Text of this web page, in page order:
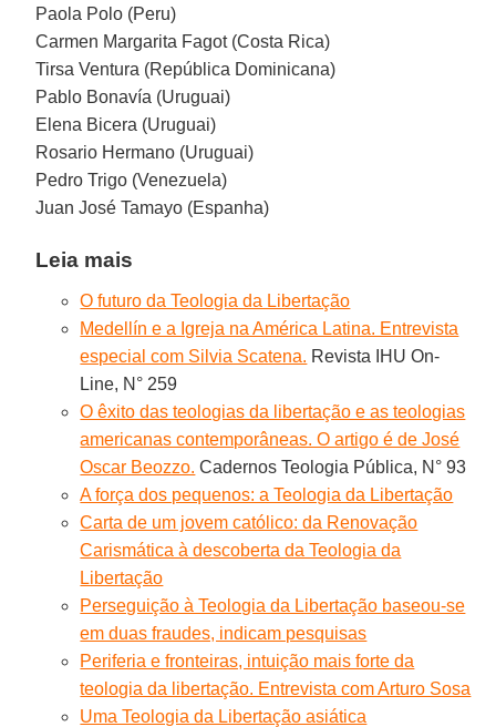
Paola Polo (Peru)
Carmen Margarita Fagot (Costa Rica)
Tirsa Ventura (República Dominicana)
Pablo Bonavía (Uruguai)
Elena Bicera (Uruguai)
Rosario Hermano (Uruguai)
Pedro Trigo (Venezuela)
Juan José Tamayo (Espanha)
Leia mais
O futuro da Teologia da Libertação
Medellín e a Igreja na América Latina. Entrevista
especial com Silvia Scatena. Revista IHU On-
Line, N° 259
O êxito das teologias da libertação e as teologias
americanas contemporâneas. O artigo é de José
Oscar Beozzo. Cadernos Teologia Pública, N° 93
A força dos pequenos: a Teologia da Libertação
Carta de um jovem católico: da Renovação
Carismática à descoberta da Teologia da
Libertação
Perseguição à Teologia da Libertação baseou-se
em duas fraudes, indicam pesquisas
Periferia e fronteiras, intuição mais forte da
teologia da libertação. Entrevista com Arturo Sosa
Uma Teologia da Libertação asiática